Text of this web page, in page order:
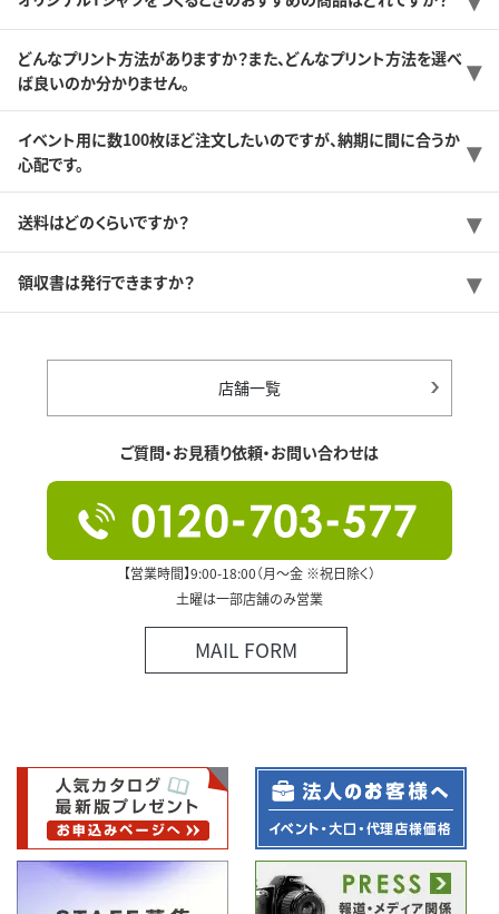
どんなプリント方法がありますか？また、どんなプリント方法を選べ
ば良いのか分かりません。
イベント用に数100枚ほど注文したいのですが、納期に間に合うか
心配です。
送料はどのくらいですか？
領収書は発行できますか？
店舗一覧
ご質問・お見積り依頼・お問い合わせは
【営業時間】9:00-18:00（月～金 ※祝日除く）
土曜は一部店舗のみ営業
MAIL FORM